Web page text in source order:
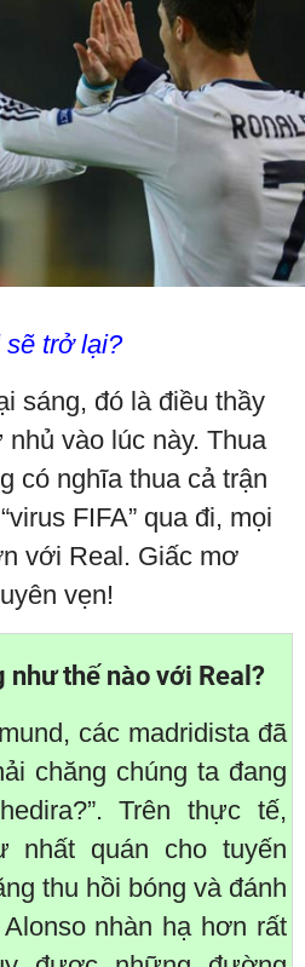
sẽ trở lại?
sáng, đó là điều thầy
vào lúc này. Thua
có nghĩa thua cả trận
FIFA” qua đi, mọi
với Real. Giấc mơ
vẹn!
như thế nào với Real?
các madridista đã
chăng chúng ta đang
Trên thực tế,
nhất quán cho tuyến
thu hồi bóng và đánh
nhàn hạ hơn rất